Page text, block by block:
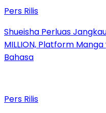
Pers Rilis
Shueisha Perluas
MILLION, Platform
Bahasa
Pers Rilis